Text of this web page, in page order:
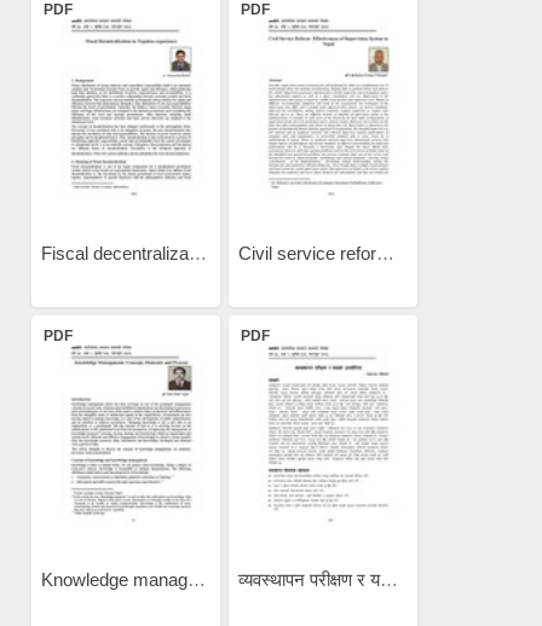
PDF
Fiscal decentralization in...
PDF
Civil service reform:...
PDF
Knowledge management:...
PDF
व्यवस्थापन परीक्षण र यसको...